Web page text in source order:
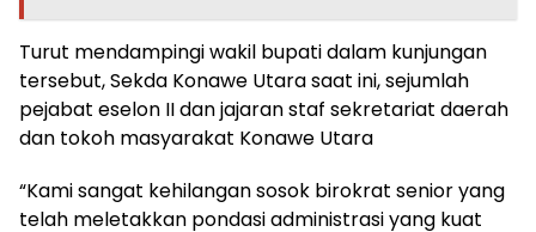
Turut mendampingi wakil bupati dalam kunjungan
tersebut, Sekda Konawe Utara saat ini, sejumlah
pejabat eselon II dan jajaran staf sekretariat daerah
dan tokoh masyarakat Konawe Utara
“Kami sangat kehilangan sosok birokrat senior yang
telah meletakkan pondasi administrasi yang kuat